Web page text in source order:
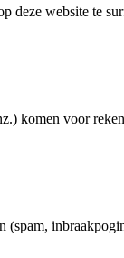
website te
komen voor